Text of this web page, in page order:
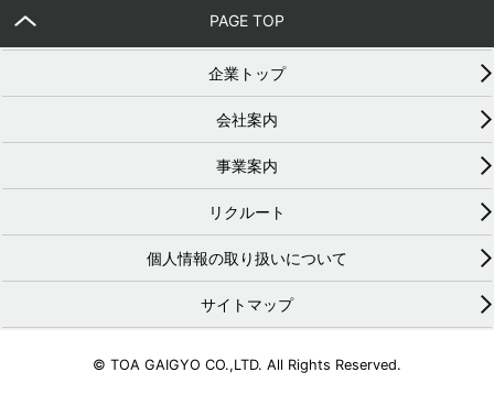
PAGE TOP
企業トップ
会社案内
事業案内
リクルート
個人情報の取り扱いについて
サイトマップ
© TOA GAIGYO CO.,LTD. All Rights Reserved.